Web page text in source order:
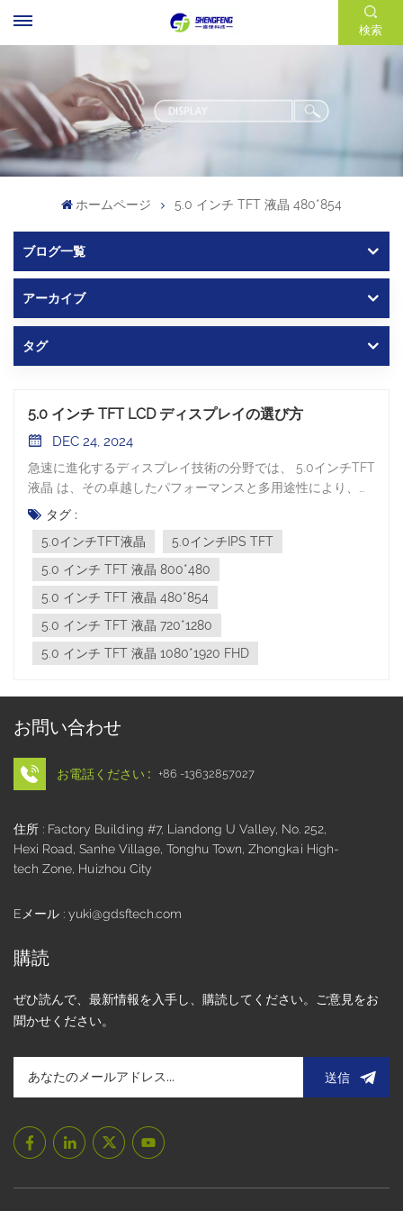
検索
ホームページ 5.0 インチ TFT 液晶 480*854
ブログ一覧
アーカイブ
タグ
5.0 インチ TFT LCD ディスプレイの選び方
DEC 24, 2024
急速に進化するディスプレイ技術の分野では、 5.0インチTFT
液晶 は、その卓越したパフォーマンスと多用途性により、最
も人気のある小型ディスプレイ ソリューションの 1 つとして
浮上しています。この記事では、5.0インチTFT液晶ディスプ
レイの特長を紹介し、当社が丁寧に作り上げた関連ソリュー
ションとその幅広い応用シーンについて詳しく説明しま
す。 5.0インチTFT液晶ディスプレイの定義5.0 インチ TFT
LCD は、対角長 5.0 インチの LCD ディスプレイを指し、視
覚体験と携帯性のバランスが完璧に取れています。 5.0イン
チTFT液晶ディスプレイの特長高解像度の画質: 数多くのブラ
ンドと 5.0インチTFT LCDディスプレイ 市場ではそれぞれ異
WVGA (720*1280) などの高解像度オプションをカバーしてお
す。詳しい。コンパクトなサイズ: 5.0 インチのデザインは、
画像の鮮明さを保証するだけでなく、大きなサイズに伴う不
や小型電子製品にとって理想的な選択肢となっています。広
い視野角: IPSフルビューや6時または12時の通常の表示方向な
どの選択肢があり、どの角度からでも鮮やかな表示効果をお
いるため、さまざまな製品設計のニーズに簡単に適応でき、
インチのサイズはタッチスクリーン機能に最適で、シングル
なユーザー エクスペリエンスを提供し、デバイスをよりイン
テリジェントでユーザーフレンドリーにします。 当社の 5 イ
ラシック解像度で、6 時と IPS フルビューの 2 つの選択肢が
あり、オプションの RGB、LVDS、MIPI インターフェイスを
産業用ディスプレイ。例えば： モデル#FT-05007 (RGB 888
インターフェース)、モデル#FT-05026 (LVDSインターフェ
タグ :
5.0インチTFT液晶
5.0インチIPS TFT
5.0 インチ TFT 液晶 800*480
5.0 インチ TFT 液晶 480*854
5.0 インチ TFT 液晶 720*1280
5.0 インチ TFT 液晶 1080*1920 FHD
お問い合わせ
お電話ください : +86 -13632857027
住所 : Factory Building #7, Liandong U Valley, No. 252,
Hexi Road, Sanhe Village, Tonghu Town, Zhongkai High-
tech Zone, Huizhou City
Eメール : yuki@gdsftech.com
購読
ぜひ読んで、最新情報を入手し、購読してください。ご意見をお
聞かせください。
送信